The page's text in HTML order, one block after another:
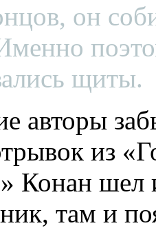
он
щиты.
авторы
из
Конан шел
там и